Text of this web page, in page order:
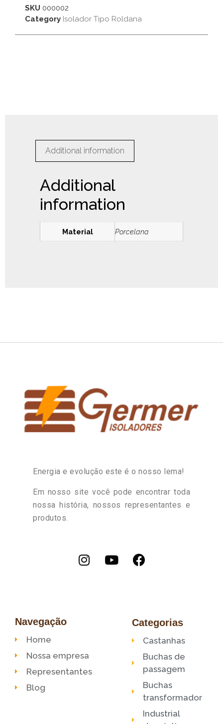
SKU 000002
Category Isolador Tipo Roldana
Additional information
Additional
information
Material Porcelana
Energia e evolução este é o nosso lema!
Em nosso site você pode encontrar toda
nossa história, nossos representantes e
produtos.
Navegação Categorias
Home
Nossa empresa
Representantes
Blog
Castanhas
Buchas de
passagem
Buchas
transformador
Industrial